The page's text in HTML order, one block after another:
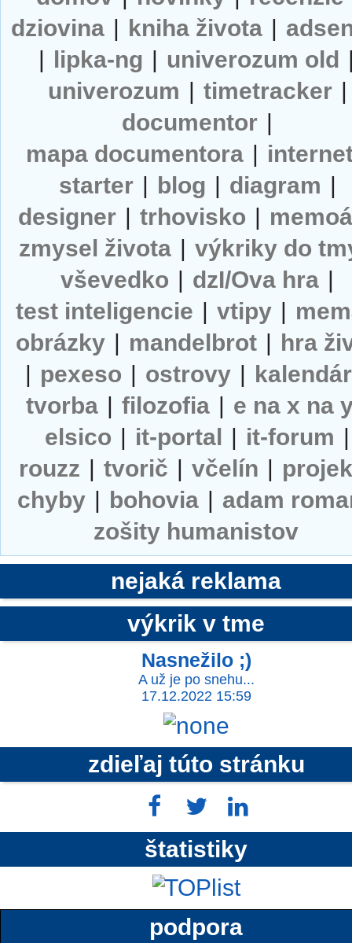
dziovina | kniha života |
| lipka-ng | univerozum old
univerozum | timetracker |
documentor |
mapa documentora |
starter | blog | diagram |
designer | trhovisko |
zmysel života | výkriky do
vševedko | dzI/Ova hra |
test inteligencie | vtipy |
obrázky | mandelbrot | hra
| pexeso | ostrovy | kalendár
tvorba | filozofia | e na x na
elsico | it-portal | it-forum |
rouzz | tvorič | včelín |
chyby | bohovia | adam
zošity humanistov
nejaká reklama
výkrik v tme
Nasnežilo ;)
A už je po snehu...
17.12.2022 15:59
zdieľaj túto stránku
štatistiky
podpora